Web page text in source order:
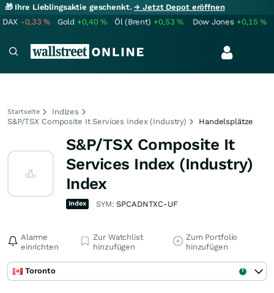
🎁 Ihre Lieblingsaktie geschenkt.→ Jetzt Depot eröffnen
DAX -0,33% Gold +0,40% Öl (Brent) +0,53% Dow Jones +0,15%
Startseite
Indizes
S&P/TSX Composite It Services Index (Industry)
Handelsplätze
S&P/TSX Composite It
Services Index (Industry)
Index
Index SYM:SPCADNTXC-UF
Alarme
einrichten
Zur Watchlist
hinzufügen
Zum Portfolio
hinzufügen
Toronto